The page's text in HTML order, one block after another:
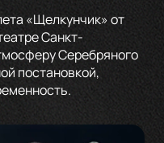
«Щелкунчик» от
Санкт-
Серебряного
постановкой,